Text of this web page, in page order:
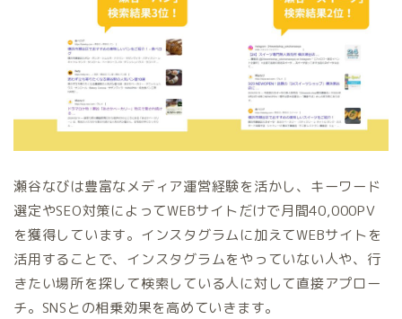
瀬谷なびは豊富なメディア運営経験を活かし、キーワード
選定やSEO対策によってWEBサイトだけで月間40,000PV
を獲得しています。インスタグラムに加えてWEBサイトを
活用することで、インスタグラムをやっていない人や、行
きたい場所を探して検索している人に対して直接アプロー
チ。SNSとの相乗効果を高めていきます。